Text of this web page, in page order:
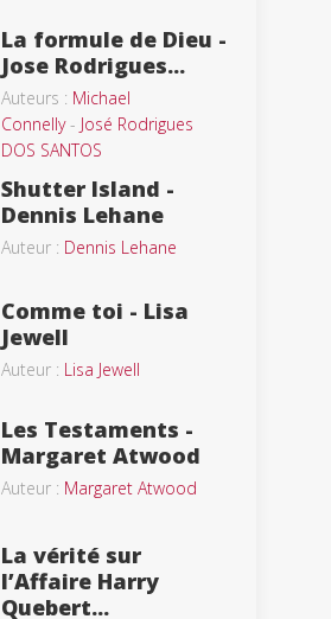
La formule de Dieu -
Jose Rodrigues...
Auteurs : Michael
Connelly- José Rodrigues
DOS SANTOS
Shutter Island -
Dennis Lehane
Auteur : Dennis Lehane
Comme toi - Lisa
Jewell
Auteur : Lisa Jewell
Les Testaments -
Margaret Atwood
Auteur : Margaret Atwood
La vérité sur
l’Affaire Harry
Quebert...